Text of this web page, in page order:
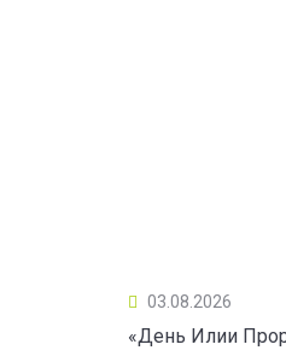
03.08.2026
«День Илии